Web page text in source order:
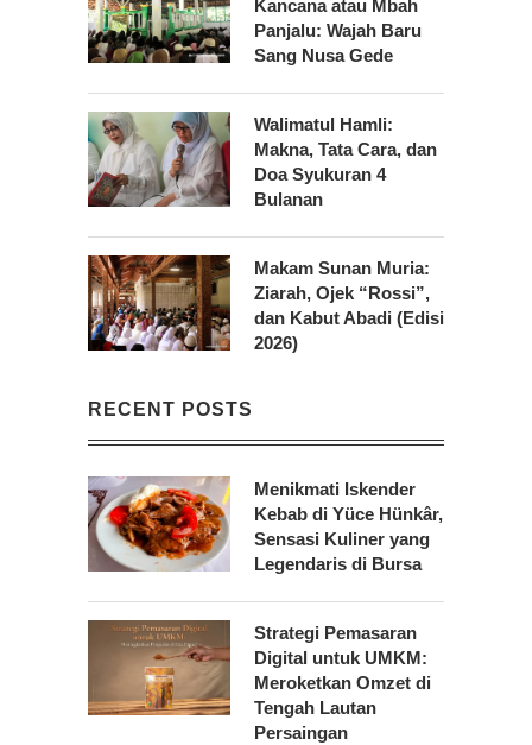
Kancana atau Mbah
Panjalu: Wajah Baru
Sang Nusa Gede
Walimatul Hamli:
Makna, Tata Cara, dan
Doa Syukuran 4
Bulanan
Makam Sunan Muria:
Ziarah, Ojek “Rossi”,
dan Kabut Abadi (Edisi
2026)
RECENT POSTS
Menikmati Iskender
Kebab di Yüce Hünkâr,
Sensasi Kuliner yang
Legendaris di Bursa
Strategi Pemasaran
Digital untuk UMKM:
Meroketkan Omzet di
Tengah Lautan
Persaingan